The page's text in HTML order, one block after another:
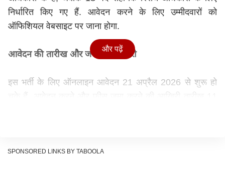
निर्धारित किए गए हैं. आवेदन करने के लिए उम्मीदवारों को
ऑफिशियल वेबसाइट पर जाना होगा.
आवेदन की तारीख और जरूरी जानकारी
इस भर्ती के लिए ऑनलाइन आवेदन 21 अप्रैल 2026 से शुरू हो
भरना होगा.
और पढ़ें
SPONSORED LINKS BY TABOOLA